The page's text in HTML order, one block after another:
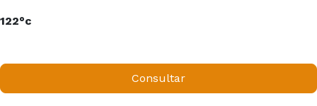
122°c
Consultar